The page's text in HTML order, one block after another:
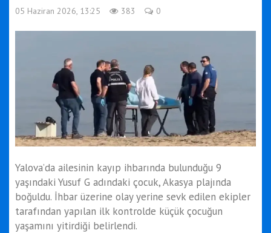
05 Haziran 2026, 13:25 383 0
Yalova’da ailesinin kayıp ihbarında bulunduğu 9
yaşındaki Yusuf G adındaki çocuk, Akasya plajında
boğuldu. İhbar üzerine olay yerine sevk edilen ekipler
tarafından yapılan ilk kontrolde küçük çocuğun
yaşamını yitirdiği belirlendi.